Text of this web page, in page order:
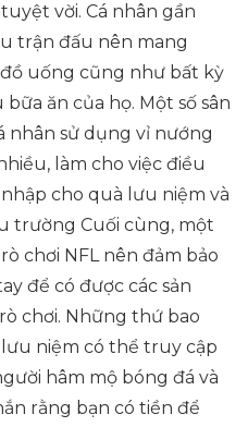
vời. Cá nhân gần
trận đấu nên mang
uống cũng như bất kỳ
ăn của họ. Một số sân
nhân sử dụng vỉ nướng
làm cho việc điều
cho quà lưu niệm và
trường Cuối cùng, một
chơi NFL nên đảm bảo
để có được các sản
chơi. Những thứ bao
niệm có thể truy cập
hâm mộ bóng đá và
rằng bạn có tiền để